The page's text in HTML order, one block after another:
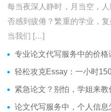
每当夜深人静时，月当空，
否感到疲倦？繁重的学业，
当我们 […]
专业论文代写服务中的价格
轻松攻克Essay：一小时
紧急论文？别怕，学姐来教
论文代写服务中，个人信息